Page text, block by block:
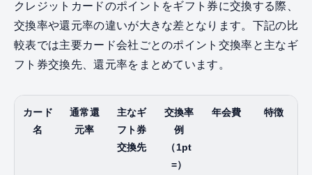
クレジットカードのポイントをギフト券に交換する際、
交換率や還元率の違いが大きな差となります。下記の比
較表では主要カード会社ごとのポイント交換率と主なギ
フト券交換先、還元率をまとめています。
カード
名
通常還
元率
主なギ
フト券
交換先
交換率
例
（1pt
=）
年会費 特徴